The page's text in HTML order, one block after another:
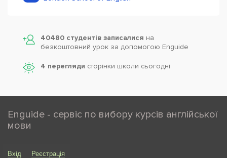
40480 студентів записалися на
безкоштовний урок за допомогою Enguide
4 перегляди сторінки школи cьогодні
Enguide - сервіс по вибору курсів англійської
мови
Вхід Реєстрація